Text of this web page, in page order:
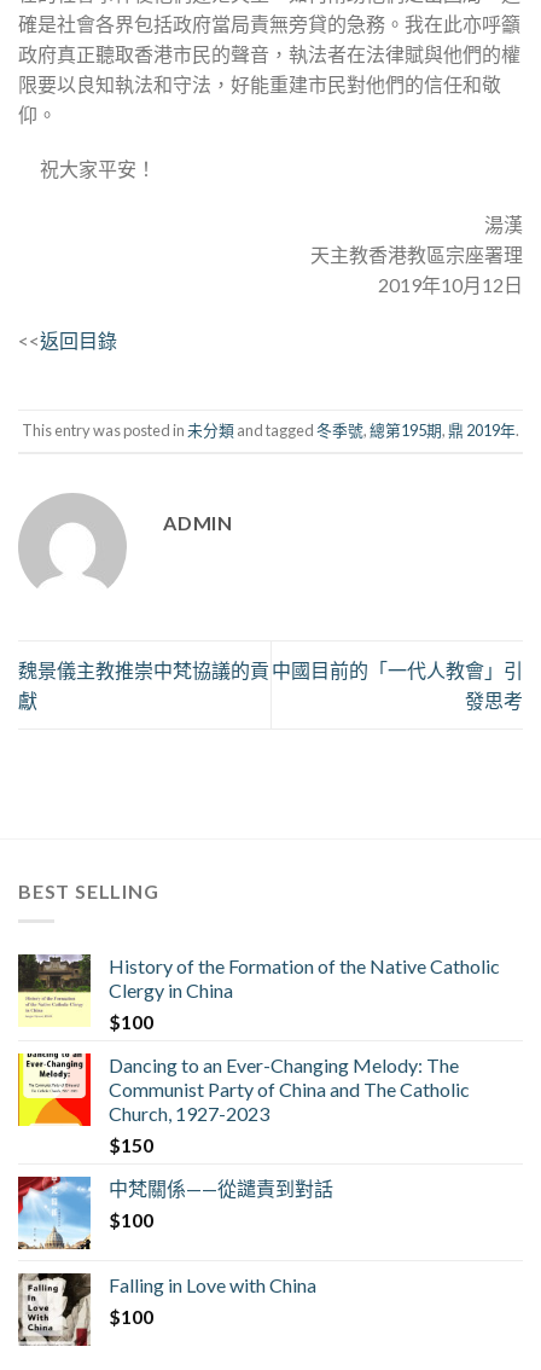
確是社會各界包括政府當局責無旁貸的急務。我在此亦呼籲
政府真正聽取香港市民的聲音，執法者在法律賦與他們的權
限要以良知執法和守法，好能重建市民對他們的信任和敬
仰。
祝大家平安！
湯漢
天主教香港教區宗座署理
2019年10月12日
<<返回目錄
This entry was posted in未分類and tagged冬季號,總第195期,鼎 2019年.
ADMIN
魏景儀主教推崇中梵協議的貢
獻
中國目前的「一代人教會」引
發思考
BEST SELLING
History of the Formation of the Native Catholic
Clergy in China
$100
Dancing to an Ever-Changing Melody: The
Communist Party of China and The Catholic
Church, 1927-2023
$150
中梵關係——從譴責到對話
$100
Falling in Love with China
$100